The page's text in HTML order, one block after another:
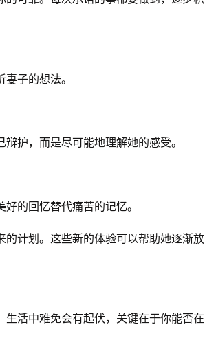
子的想法。
护，而是尽可能地理解她的感受。
的回忆替代痛苦的记忆。
计划。这些新的体验可以帮助她逐渐放
活中难免会有起伏，关键在于你能否在